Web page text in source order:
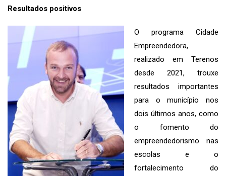
Resultados positivos
O programa Cidade
Empreendedora,
realizado em Terenos
desde 2021, trouxe
resultados importantes
para o município nos
dois últimos anos, como
o fomento do
empreendedorismo nas
escolas e o
fortalecimento do